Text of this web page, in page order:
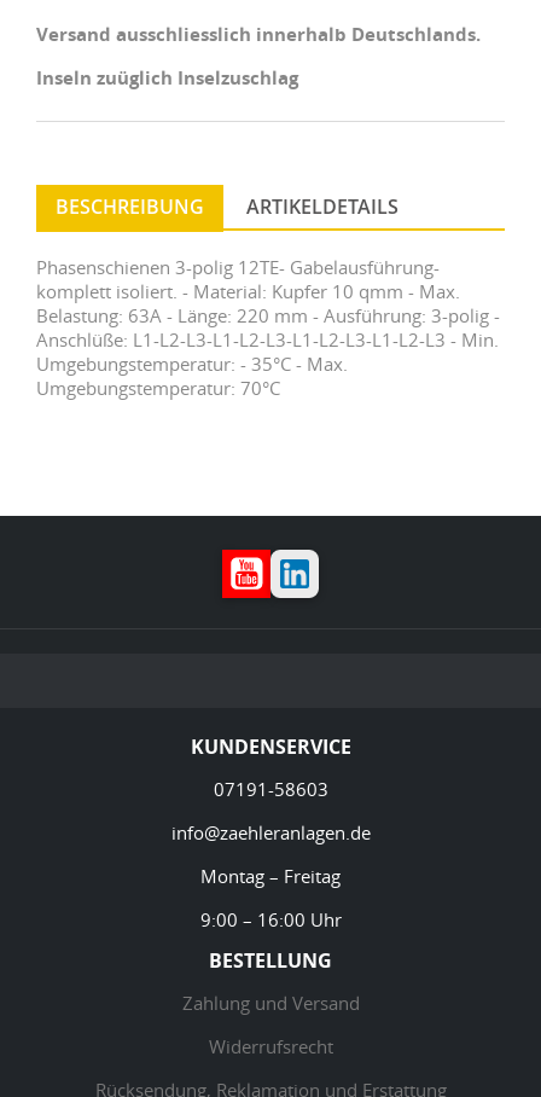
Versand ausschliesslich innerhalb Deutschlands.
Inseln zuüglich Inselzuschlag
BESCHREIBUNG ARTIKELDETAILS
Phasenschienen 3-polig 12TE- Gabelausführung-
komplett isoliert. - Material: Kupfer 10 qmm - Max.
Belastung: 63A - Länge: 220 mm - Ausführung: 3-polig -
Anschlüße: L1-L2-L3-L1-L2-L3-L1-L2-L3-L1-L2-L3 - Min.
Umgebungstemperatur: - 35°C - Max.
Umgebungstemperatur: 70°C
YouTube
KUNDENSERVICE
07191-58603
info@zaehleranlagen.de
Montag – Freitag
9:00 – 16:00 Uhr
BESTELLUNG
Zahlung und Versand
Widerrufsrecht
Rücksendung, Reklamation und Erstattung